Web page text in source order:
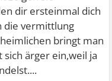
dir ersteinmal dich
die vermittlung
bringt man
ärger ein,weil ja